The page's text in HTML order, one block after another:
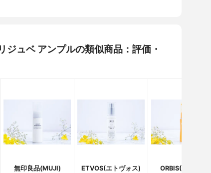
ュベ アンプルの類似商品：評価・
無印良品(MUJI)
ETVOS(エトヴォス)
ORBIS(オルビス)